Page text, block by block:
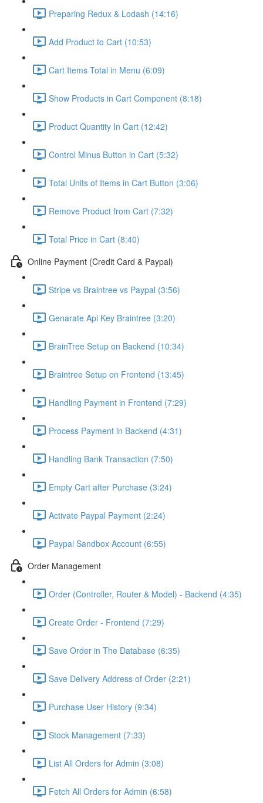
Preparing Redux & Lodash (14:16)
Add Product to Cart (10:53)
Cart Items Total in Menu (6:09)
Show Products in Cart Component (8:18)
Product Quantity In Cart (12:42)
Control Minus Button in Cart (5:32)
Total Units of Items in Cart Button (3:06)
Remove Product from Cart (7:32)
Total Price in Cart (8:40)
Online Payment (Credit Card & Paypal)
Stripe vs Braintree vs Paypal (3:56)
Genarate Api Key Braintree (3:20)
BrainTree Setup on Backend (10:34)
Braintree Setup on Frontend (13:45)
Handling Payment in Frontend (7:29)
Process Payment in Backend (4:31)
Handling Bank Transaction (7:50)
Empty Cart after Purchase (3:24)
Activate Paypal Payment (2:24)
Paypal Sandbox Account (6:55)
Order Management
Order (Controller, Router & Model) - Backend (4:35)
Create Order - Frontend (7:29)
Save Order in The Database (6:35)
Save Delivery Address of Order (2:21)
Purchase User History (9:34)
Stock Management (7:33)
List All Orders for Admin (3:08)
Fetch All Orders for Admin (6:58)